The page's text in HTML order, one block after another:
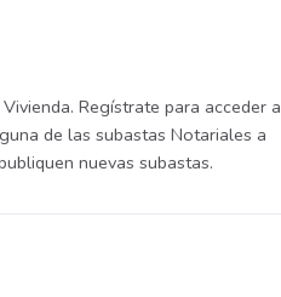
Regístrate para acceder a
de las subastas Notariales a
nuevas subastas.